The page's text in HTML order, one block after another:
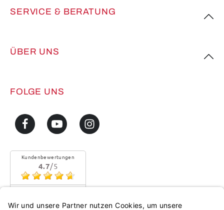
SERVICE & BERATUNG
ÜBER UNS
FOLGE UNS
Kundenbewertungen
4.7/5